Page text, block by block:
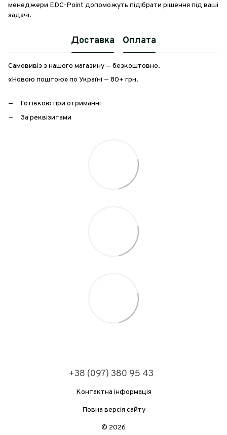
менеджери EDC-Point допоможуть підібрати рішення під ваші
задачі.
Доставка Оплата
Самовивіз з нашого магазину — безкоштовно.
«Новою поштою» по Україні — 80+ грн.
Готівкою при отриманні
За реквізитами
+38 (097) 380 95 43
Контактна інформація
Повна версія сайту
© 2026